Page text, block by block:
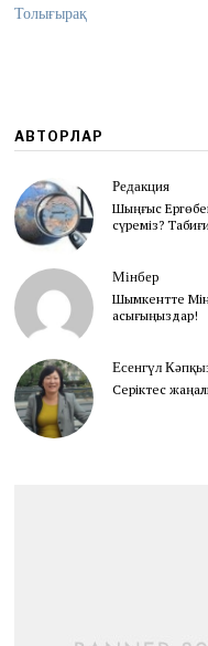
Толығырақ
АВТОРЛАР
Редакция
Шыңғыс
сүреміз?
Мінбер
Шымкентте
асығыңыздар!
Есенгүл
Серіктес